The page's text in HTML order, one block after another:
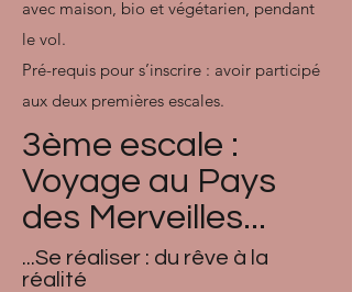
avec maison, bio et végétarien, pendant
le vol.
Pré-requis pour s’inscrire : avoir participé
aux deux premières escales.
3ème escale :
Voyage au Pays
des Merveilles...
...Se réaliser : du rêve à la
réalité